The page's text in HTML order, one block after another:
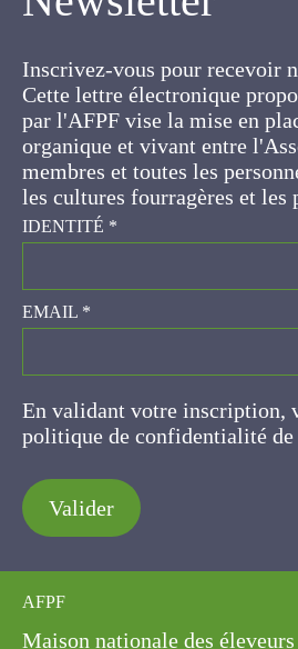
Cette lettre électronique
gratuitement par l'AFPF vise
d'un lien organique et vivant
ses membres et toutes les
concernées par les cultures
prairies.
IDENTITÉ*
EMAIL*
En validant votre inscription,
politique de confidentialité
Valider
AFPF
Maison nationale des éleveurs